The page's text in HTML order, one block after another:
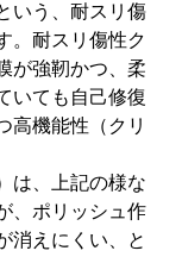
いう、耐スリ傷
。耐スリ傷性ク
が強靭かつ、柔
いても自己修復
高機能性（クリ
は、上記の様な
、ポリッシュ作
消えにくい、と